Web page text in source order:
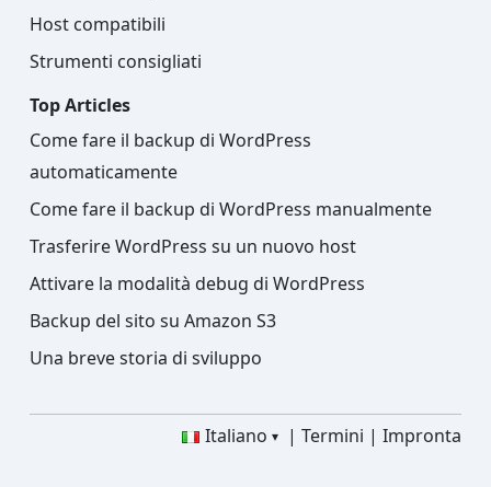
Host compatibili
Strumenti consigliati
Top Articles
Come fare il backup di WordPress
automaticamente
Come fare il backup di WordPress manualmente
Trasferire WordPress su un nuovo host
Attivare la modalità debug di WordPress
Backup del sito su Amazon S3
Una breve storia di sviluppo
Italiano Termini Impronta